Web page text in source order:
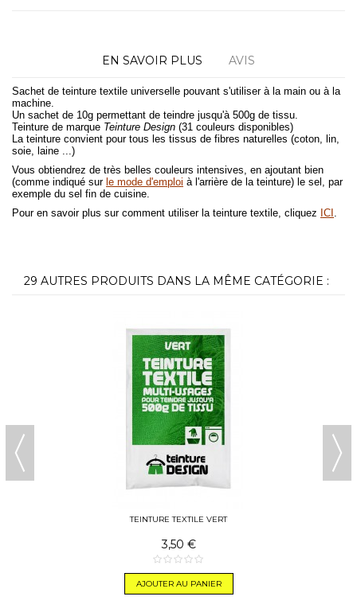
EN SAVOIR PLUS AVIS
Sachet de teinture textile universelle pouvant s'utiliser à la main ou à la
machine.
Un sachet de 10g permettant de teindre jusqu'à 500g de tissu.
Teinture de marque Teinture Design (31 couleurs disponibles)
La teinture convient pour tous les tissus de fibres naturelles (coton, lin,
soie, laine ...)
Vous obtiendrez de très belles couleurs intensives, en ajoutant bien
(comme indiqué sur le mode d'emploi à l'arrière de la teinture) le sel, par
exemple du sel fin de cuisine.
Pour en savoir plus sur comment utiliser la teinture textile, cliquez ICI
29 AUTRES PRODUITS DANS LA MÊME CATÉGORIE :
TEINTURE TEXTILE VERT
3,50 €
AJOUTER AU PANIER